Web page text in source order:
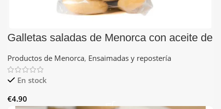
Galletas saladas de Menorca con aceite de
Productos de Menorca, Ensaimadas y repostería
En stock
€4.90